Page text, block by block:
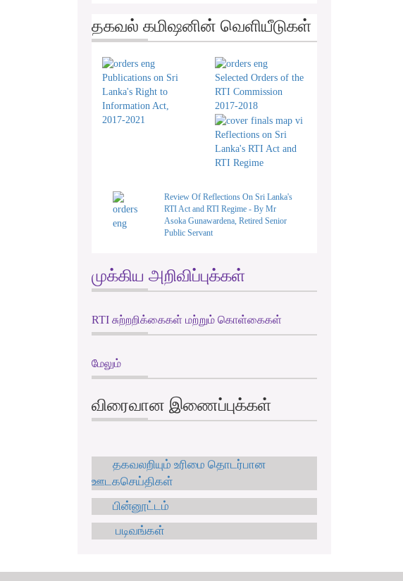
தகவல் கமிஷனின் வெளியீடுகள்
Publications on Sri
Lanka's Right to
Information Act,
2017-2021
Selected Orders of the
RTI Commission
2017-2018
Reflections on Sri
Lanka's RTI Act and
RTI Regime
Review Of Reflections On Sri Lanka's
RTI Act and RTI Regime - By Mr
Asoka Gunawardena, Retired Senior
Public Servant
முக்கிய அறிவிப்புக்கள்
RTI சுற்றறிக்கைகள் மற்றும் கொள்கைகள்
மேலும்
விரைவான இணைப்புக்கள்
தகவலறியும் உரிமை தொடர்பான
ஊடகசெய்திகள்
பின்னூட்டம்
படிவங்கள்